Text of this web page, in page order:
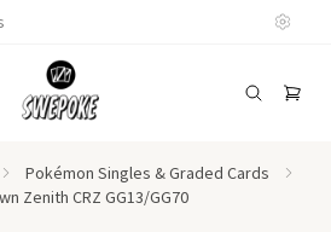
Pokémon Singles & Graded Cards
Zenith CRZ GG13/GG70